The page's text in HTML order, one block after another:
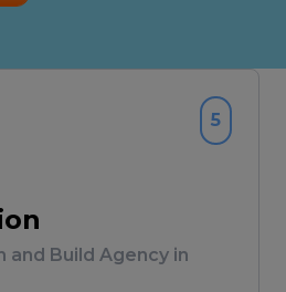
and Build Agency in
5